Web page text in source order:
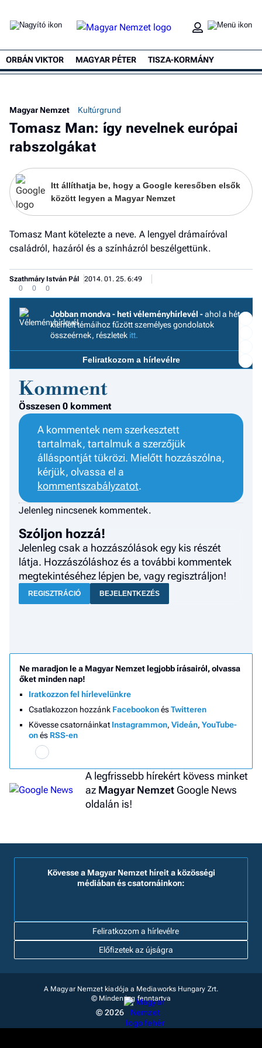
- heti
ORBÁN VIKTOR MAGYAR PÉTER TISZA-KORMÁNY
Magyar Nemzet Kultúrgrund
Tomasz Man: így nevelnek európai
rabszolgákat
Itt állíthatja be, hogy a Google keresőben elsők
között legyen a Magyar Nemzet
Tomasz Mant kötelezte a neve. A lengyel drámaíróval
családról, hazáról és a színházról beszélgettünk.
Szathmáry István Pál
2014. 01. 25. 6:49
0
0 0
Jobban mondva - heti véleményhírlevél -ahol a hét
kiemelt témáihoz fűzött személyes gondolatok
összeérnek, részletek itt.
Feliratkozom a hírlevélre
Komment
Összesen 0 komment
A kommentek nem szerkesztett
tartalmak, tartalmuk a szerzőjük
álláspontját tükrözi. Mielőtt hozzászólna,
kérjük, olvassa el a
kommentszabályzatot.
Jelenleg nincsenek kommentek.
Szóljon hozzá!
Jelenleg csak a hozzászólások egy kis részét
látja. Hozzászóláshoz és a további kommentek
megtekintéséhez lépjen be, vagy regisztráljon!
REGISZTRÁCIÓ BEJELENTKEZÉS
Ne maradjon le a Magyar Nemzet legjobb írásairól, olvassa
őket minden nap!
Iratkozzon fel hírlevelünkre
Csatlakozzon hozzánk FacebookonésTwitteren
Kövesse csatornáinkat Instagrammon, Videán, YouTube-
onés RSS-en
A legfrissebb hírekért kövess minket
az Magyar Nemzet Google News
oldalán is!
Feliratkozom a hírlevélre
Kövesse a Magyar Nemzet híreit a közösségi
médiában és csatornáinkon:
Előfizetek az újságra
A Magyar Nemzet kiadója a Mediaworks Hungary Zrt.
© Minden jog fenntartva
© 2026